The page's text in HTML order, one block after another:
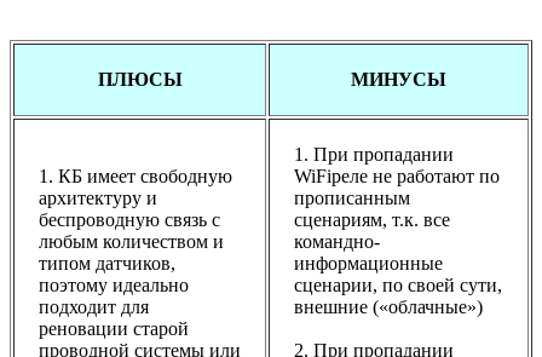
ПЛЮСЫ МИНУСЫ
1. КБ имеет свободную
архитектуру и
беспроводную связь с
любым количеством и
типом датчиков,
поэтому идеально
подходит для
реновации старой
проводной системы или
1. При пропадании
WiFiреле не работают по
прописанным
сценариям, т.к. все
командно-
информационные
сценарии, по своей сути,
внешние («облачные»)
2. При пропадании